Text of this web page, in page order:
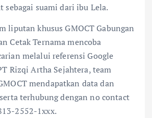
sebagai suami dari ibu Lela.
liputan khusus GMOCT Gabungan
Cetak Ternama mencoba
melalui referensi Google
Rizqi Artha Sejahtera, team
mendapatkan data dan
terhubung dengan no contact
2552-1xxx.